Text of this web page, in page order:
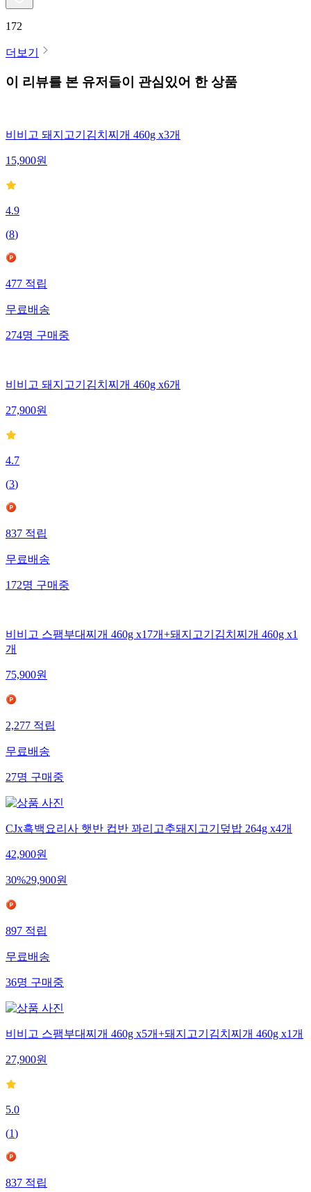
172
더보기
이 리뷰를 본 유저들이 관심있어 한 상품
비비고 돼지고기김치찌개 460g x3개
15,900원
4.9
(8)
477적립
무료배송
274명구매중
비비고 돼지고기김치찌개 460g x6개
27,900원
4.7
(3)
837적립
무료배송
172명구매중
비비고 스팸부대찌개 460g x17개+돼지고기김치찌개 460g x1
개
75,900원
2,277적립
무료배송
27명구매중
CJx흑백요리사 햇반 컵반 꽈리고추돼지고기덮밥 264g x4개
42,900원
30%29,900원
897적립
무료배송
36명구매중
비비고 스팸부대찌개 460g x5개+돼지고기김치찌개 460g x1개
27,900원
5.0
(1)
837적립